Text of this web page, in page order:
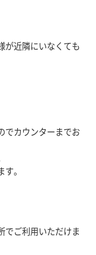
が近隣にいなくても
でカウンターまでお
。
でご利用いただけま